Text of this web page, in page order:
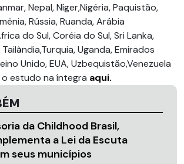
Nepal, Níger,Nigéria, Paquistão,
Rússia, Ruanda, Arábia
do Sul, Coréia do Sul, Sri Lanka,
Uganda, Emirados
Unido, EUA, Uzbequistão,Venezuela
estudo na íntegra aqui.
da Childhood Brasil,
a Lei da Escuta
seus municípios